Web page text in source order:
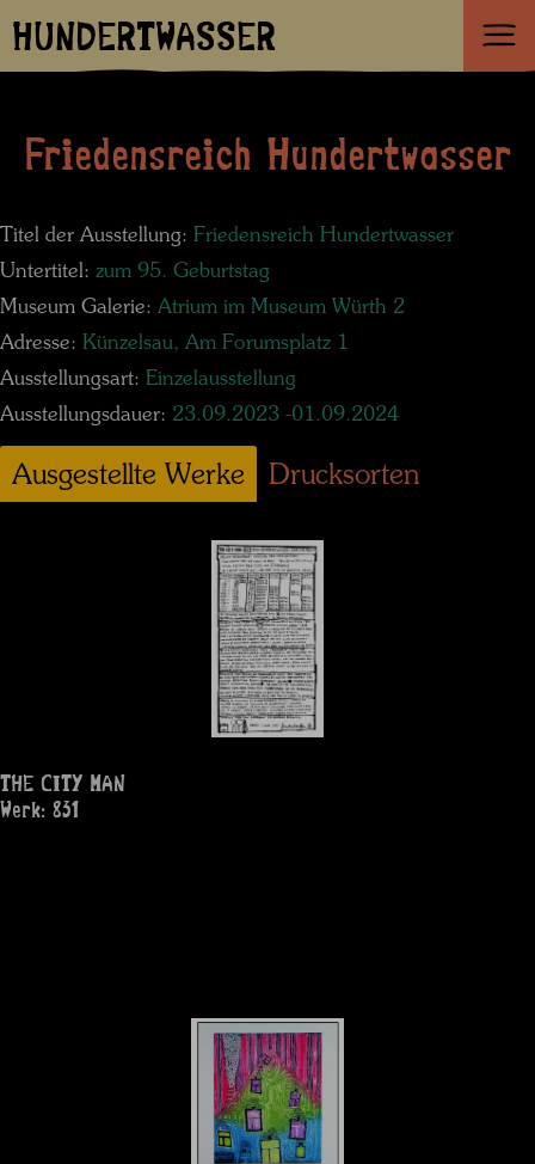
HUNDERTWASSER
Friedensreich Hundertwasser
Titel der Ausstellung: Friedensreich Hundertwasser
Untertitel: zum 95. Geburtstag
Museum Galerie: Atrium im Museum Würth 2
Adresse: Künzelsau, Am Forumsplatz 1
Ausstellungsart: Einzelausstellung
Ausstellungsdauer: 23.09.2023 -01.09.2024
Ausgestellte Werke Drucksorten
THE CITY MAN
Werk: 831